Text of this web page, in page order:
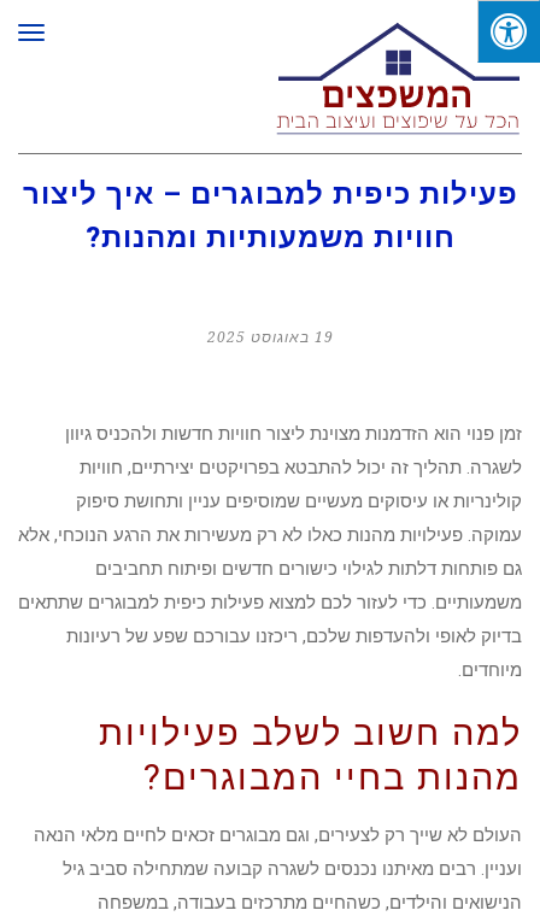
פעילות כיפית למבוגרים – איך ליצור
חוויות משמעותיות ומהנות?
19 באוגוסט 2025
זמן פנוי הוא הזדמנות מצוינת ליצור חוויות חדשות ולהכניס גיוון
לשגרה. תהליך זה יכול להתבטא בפרויקטים יצירתיים, חוויות
קולינריות או עיסוקים מעשיים שמוסיפים עניין ותחושת סיפוק
עמוקה. פעילויות מהנות כאלו לא רק מעשירות את הרגע הנוכחי, אלא
גם פותחות דלתות לגילוי כישורים חדשים ופיתוח תחביבים
משמעותיים. כדי לעזור לכם למצוא פעילות כיפית למבוגרים שתתאים
בדיוק לאופי ולהעדפות שלכם, ריכזנו עבורכם שפע של רעיונות
מיוחדים.
למה חשוב לשלב פעילויות
מהנות בחיי המבוגרים?
העולם לא שייך רק לצעירים, וגם מבוגרים זכאים לחיים מלאי הנאה
ועניין. רבים מאיתנו נכנסים לשגרה קבועה שמתחילה סביב גיל
הנישואים והילדים, כשהחיים מתרכזים בעבודה, במשפחה